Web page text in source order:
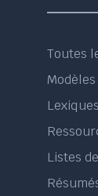
Toutes
Modèles
Lexiques
Listes